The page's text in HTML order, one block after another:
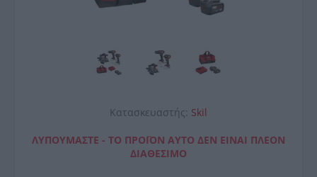
Κατασκευαστής: Skil
ΛΥΠΟΎΜΑΣΤΕ - ΤΟ ΠΡΟΪΌΝ ΑΥΤΌ ΔΕΝ ΕΊΝΑΙ ΠΛΈΟΝ
ΔΙΑΘΈΣΙΜΟ